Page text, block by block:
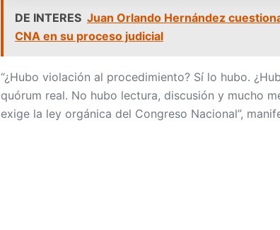
DE INTERES Juan Orlando Hernández
CNA en su proceso judicial
“¿Hubo violación al procedimiento? Sí lo hubo.
quórum real. No hubo lectura, discusión y mucho
exige la ley orgánica del Congreso Nacional”,